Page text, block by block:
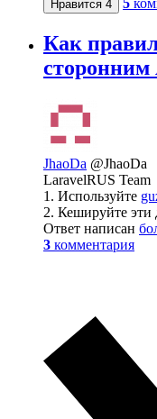
Нравится 4 5
Как
сторонним
JhaoDa @JhaoDa
LaravelRUS Team
1. Используйте
2. Кешируйте эти
Ответ написан
3 комментария